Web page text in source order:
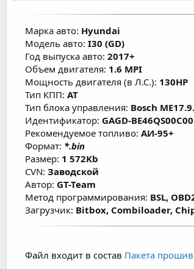
Марка авто: Hyundai
Модель авто: I30 (GD)
Год выпуска авто: 2017+
Объем двигателя: 1.6 MPI
Мощность двигателя (в Л.С.): 130HP
Тип КПП: AT
Тип блока управления: Bosch
Идентификатор: GAGD-BE46QS00C00
Рекомендуемое топливо: АИ-95+
Формат: *.bin
Размер: 1 572Kb
CVN: Заводской
Автор: GT-Team
Метод программирования: BSL,
Загрузчик: Bitbox, Combiloader,
Файл входит в состав Пакета